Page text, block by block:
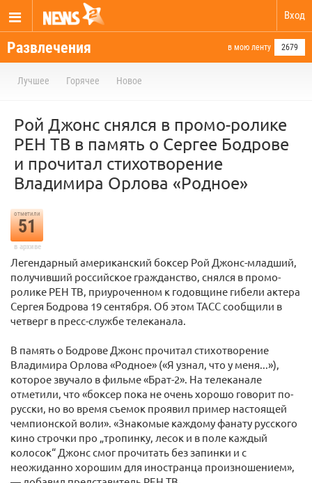
Вход
Развлечения в мою ленту 2679
Лучшее Горячее Новое
Рой Джонс снялся в промо-ролике
РЕН ТВ в память о Сергее Бодрове
и прочитал стихотворение
Владимира Орлова «Родное»
отметили
51
в архиве
Легендарный американский боксер Рой Джонс-младший,
получивший российское гражданство, снялся в промо-
ролике РЕН ТВ, приуроченном к годовщине гибели актера
Сергея Бодрова 19 сентября. Об этом ТАСС сообщили в
четверг в пресс-службе телеканала.
В память о Бодрове Джонс прочитал стихотворение
Владимира Орлова «Родное» («Я узнал, что у меня...»),
которое звучало в фильме «Брат-2». На телеканале
отметили, что «боксер пока не очень хорошо говорит по-
русски, но во время съемок проявил пример настоящей
чемпионской воли». «Знакомые каждому фанату русского
кино строчки про „тропинку, лесок и в поле каждый
колосок“ Джонс смог прочитать без запинки и с
неожиданно хорошим для иностранца произношением»,